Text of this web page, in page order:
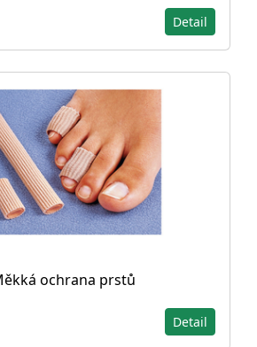
Detail
ochrana prstů
Detail